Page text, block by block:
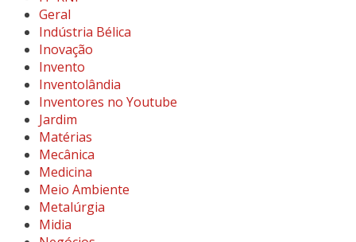
Geral
Indústria Bélica
Inovação
Invento
Inventolândia
Inventores no Youtube
Jardim
Matérias
Mecânica
Medicina
Meio Ambiente
Metalúrgia
Midia